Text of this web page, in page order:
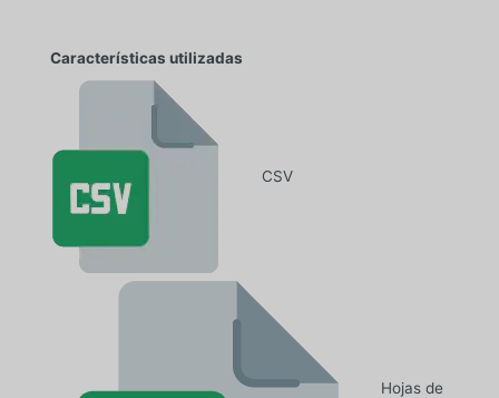
Características utilizadas
CSV
Hojas de